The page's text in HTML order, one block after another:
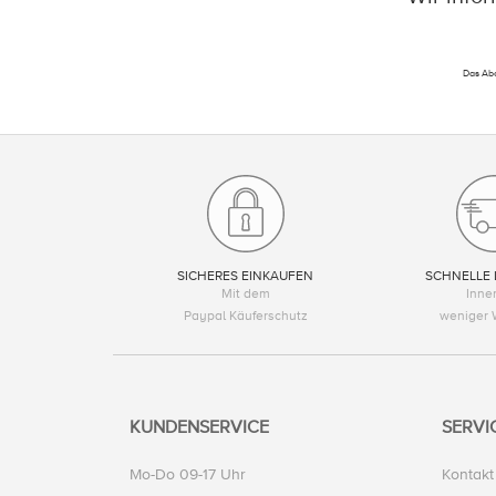
Das
SICHERES EINKAUFEN
Mit dem
Paypal Käuferschutz
SCHNELLE
weniger
KUNDENSERVICE
Mo-Do 09-17 Uhr
Kontakt